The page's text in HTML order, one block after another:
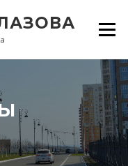
Меню